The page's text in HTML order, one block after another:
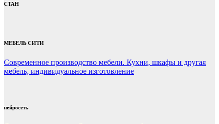
СТАН
МЕБЕЛЬ СИТИ
Современное производство мебели. Кухни, шкафы и другая
мебель, индивидуальное изготовление
нейросеть